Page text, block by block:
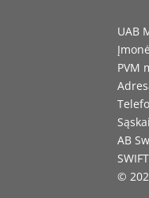
UAB
PVM
AB
©